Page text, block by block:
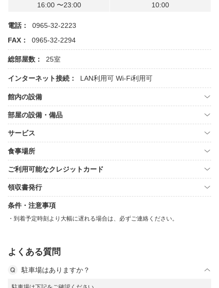
16:00 〜23:00
10:00
電話：
0965-32-2223
FAX：
0965-32-2294
総部屋数： 25室
インターネット接続： LAN利用可 Wi-Fi利用可
館内の設備
部屋の設備・備品
サービス
食事場所
ご利用可能なクレジットカード
領収書発行
条件・注意事項
到着予定時刻より大幅に遅れる場合は、必ずご連絡ください。
よくある質問
駐車場はありますか？